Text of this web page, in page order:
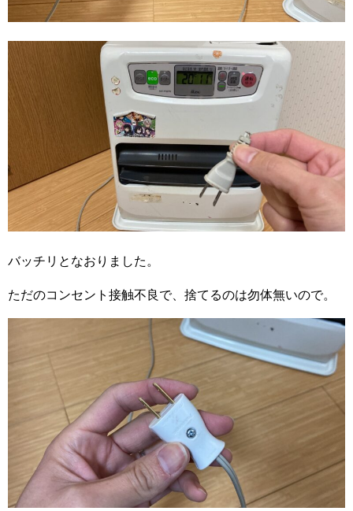
バッチリとなおりました。
ただのコンセント接触不良で、捨てるのは勿体無いので。